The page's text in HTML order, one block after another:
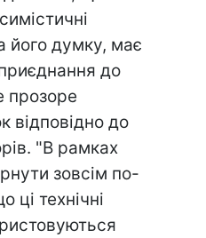
його думку, має
до
прозоре
відповідно до
"В рамках
зовсім по-
ці технічні